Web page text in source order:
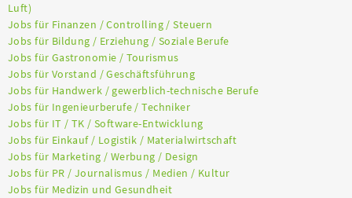
Luft)
Jobs für Finanzen / Controlling / Steuern
Jobs für Bildung / Erziehung / Soziale Berufe
Jobs für Gastronomie / Tourismus
Jobs für Vorstand / Geschäftsführung
Jobs für Handwerk / gewerblich-technische Berufe
Jobs für Ingenieurberufe / Techniker
Jobs für IT / TK / Software-Entwicklung
Jobs für Einkauf / Logistik / Materialwirtschaft
Jobs für Marketing / Werbung / Design
Jobs für PR / Journalismus / Medien / Kultur
Jobs für Medizin und Gesundheit